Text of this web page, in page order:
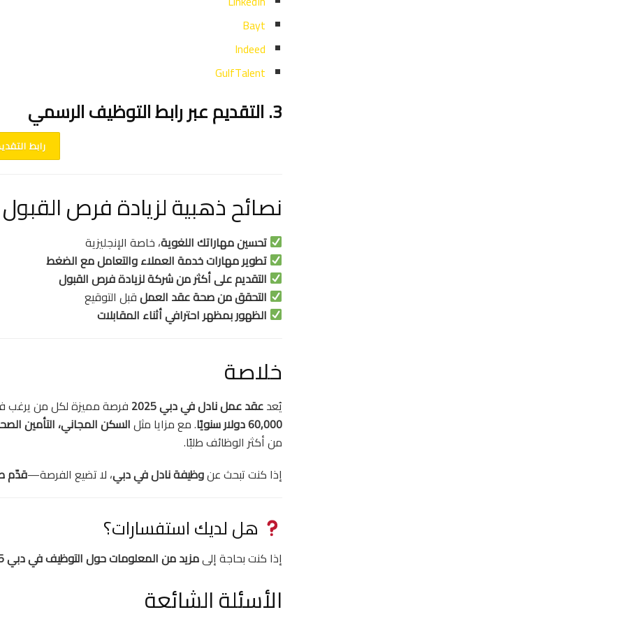
Bayt
Indeed
GulfTalent
3. التقديم عبر رابط التوظيف الرسمي
رابط
نصائح ذهبية لزيادة فرص القبول
تحسين مهاراتك اللغوية، خاصة الإنجليزية
تطوير مهارات خدمة العملاء والتعامل مع الضغط
التقديم على أكثر من شركة لزيادة فرص القبول
التحقق من صحة عقد العملقبل التوقيع
الظهور بمظهر احترافي أثناء المقابلات
خلاصة
يُعدعقد عمل نادل في دبي 2025
فرصة مميزة لكل من
60,000 دولار سنويًا
. مع مزايا مثلالسكن المجاني، التأمين
من أكثر الوظائف طلبًا.
إذا كنت تبحث عنوظيفة نادل في دبي، لا تضيع الفرصة—قدّم
هل لديك استفسارات؟
إذا كنت بحاجة إلىمزيد من المعلومات حول التوظيف في دبي 2025
الأسئلة الشائعة